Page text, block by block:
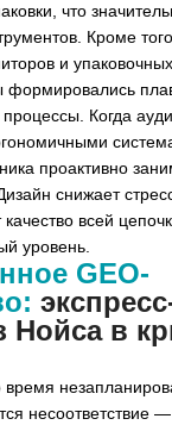
что
Кроме
и
формировались
Когда
проактивно
снижает
всей
уровень.
GEO-
Нойса в
время
несоответствие